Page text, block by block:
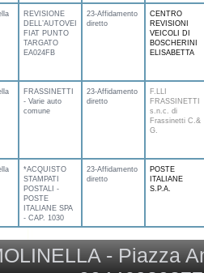
REVISIONE
DELL’AUTOVEICOLO
FIAT PUNTO
TARGATO
EA024FB
23-Affidamento
diretto
CENTRO
REVISIONI
VEICOLI DI
BOSCHERINI
ELISABETTA
FRASSINETTI
- Varie auto
comune
23-Affidamento
diretto
F.LLI
FRASSINETTI
s.n.c. di
Frassinetti C.&
G.
*ACQUISTO
STAMPATI
POSTALI -
POSTE
ITALIANE SPA
- CAP. 1030
23-Affidamento
diretto
POSTE
ITALIANE
S.P.A.
- Piazza